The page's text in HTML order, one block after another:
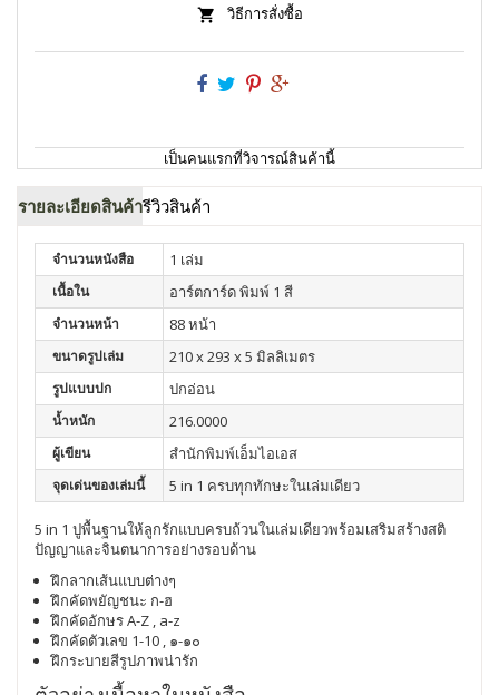
วิธีการสั่งซื้อ
เป็นคนแรกที่วิจารณ์สินค้านี้
รายละเอียดสินค้ารีวิวสินค้า
จำนวนหนังสือ 1 เล่ม
เนื้อใน อาร์ตการ์ด พิมพ์ 1 สี
จำนวนหน้า 88 หน้า
ขนาดรูปเล่ม 210 x 293 x 5 มิลลิเมตร
รูปแบบปก ปกอ่อน
น้ำหนัก 216.0000
ผู้เขียน สำนักพิมพ์เอ็มไอเอส
จุดเด่นของเล่มนี้ 5 in 1 ครบทุกทักษะในเล่มเดียว
5 in 1 ปูพื้นฐานให้ลูกรักแบบครบถ้วนในเล่มเดียวพร้อมเสริมสร้างสติ
ปัญญาและจินตนาการอย่างรอบด้าน
ฝึกลากเส้นแบบต่างๆ
ฝึกคัดพยัญชนะ ก-ฮ
ฝึกคัดอักษร A-Z , a-z
ฝึกคัดตัวเลข 1-10 , ๑-๑๐
ฝึกระบายสีรูปภาพน่ารัก